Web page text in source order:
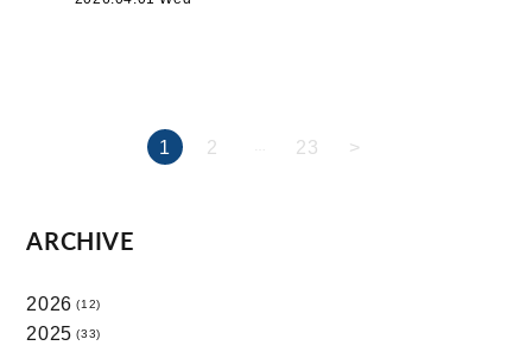
1 2 23 >
ARCHIVE
2026 (12)
2025 (33)